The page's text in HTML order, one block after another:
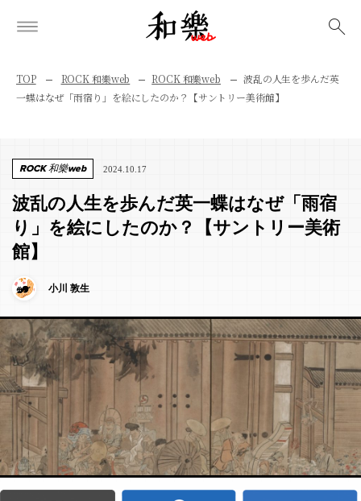
TOP ROCK 和樂web ROCK 和樂web
波乱の人生を歩んだ英
一蝶はなぜ「雨宿り」を絵にしたのか？【サントリー美術館】
ROCK 和樂web 2024.10.17
波乱の人生を歩んだ英一蝶はなぜ「雨宿
り」を絵にしたのか？【サントリー美術
館】
小川 敦生